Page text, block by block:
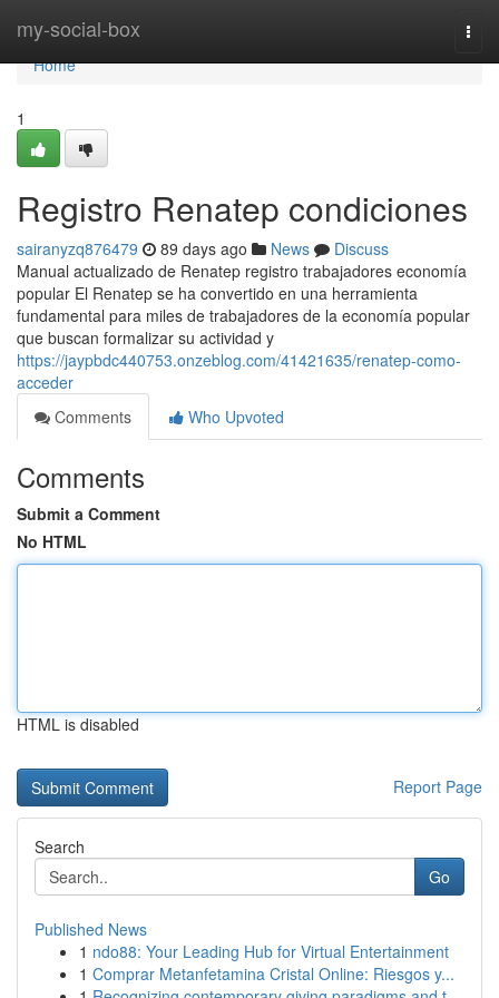
my-social-box
Home
Home
1
Registro Renatep condiciones
sairanyzq876479 89 days ago News
Discuss
Manual actualizado de Renatep registro trabajadores economía
popular El Renatep se ha convertido en una herramienta
fundamental para miles de trabajadores de la economía popular
que buscan formalizar su actividad y
https://jaypbdc440753.onzeblog.com/41421635/renatep-como-
acceder
Comments
Who Upvoted
Comments
Submit a Comment
No HTML
HTML is disabled
Report Page
Search
Go
Published News
1 ndo88: Your Leading Hub for Virtual Entertainment
1 Comprar Metanfetamina Cristal Online: Riesgos y...